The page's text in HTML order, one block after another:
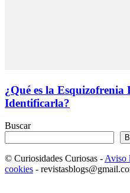
¿Qué es la Esquizofrenia
Identificarla?
Buscar
© Curiosidades Curiosas - Aviso
cookies -